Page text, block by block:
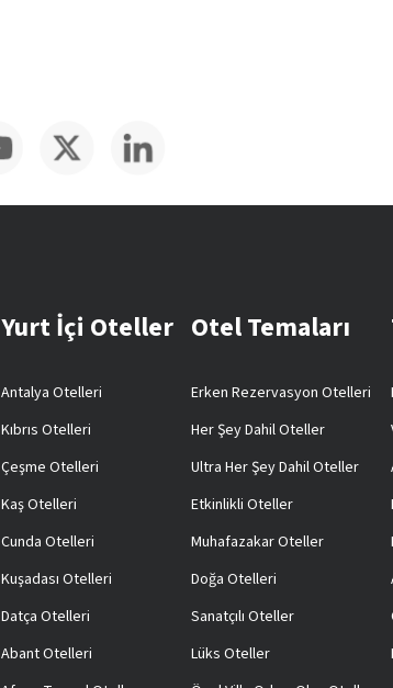
Yurt İçi Oteller
Antalya Otelleri
Kıbrıs Otelleri
Çeşme Otelleri
Kaş Otelleri
Cunda Otelleri
Kuşadası Otelleri
Datça Otelleri
Abant Otelleri
Otel Temaları
Erken Rezervasyon Otelleri
Her Şey Dahil Oteller
Ultra Her Şey Dahil Oteller
Etkinlikli Oteller
Muhafazakar Oteller
Doğa Otelleri
Sanatçılı Oteller
Lüks Oteller